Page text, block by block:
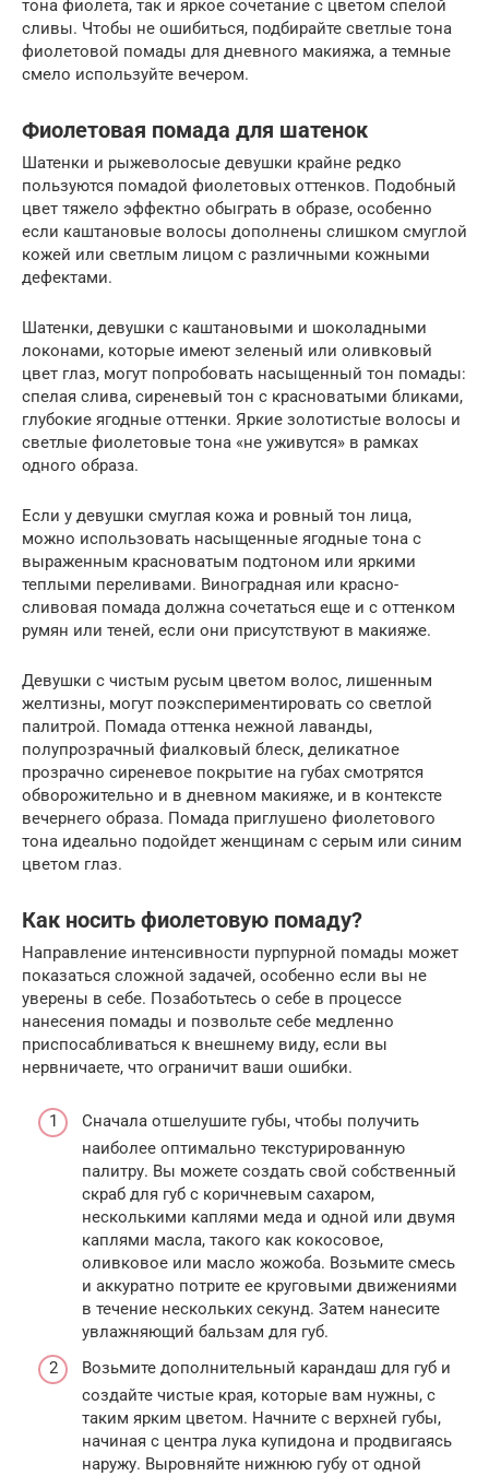
тона фиолета, так и яркое сочетание с цветом спелой
сливы. Чтобы не ошибиться, подбирайте светлые тона
фиолетовой помады для дневного макияжа, а темные
смело используйте вечером.
Фиолетовая помада для шатенок
Шатенки и рыжеволосые девушки крайне редко
пользуются помадой фиолетовых оттенков. Подобный
цвет тяжело эффектно обыграть в образе, особенно
если каштановые волосы дополнены слишком смуглой
кожей или светлым лицом с различными кожными
дефектами.
Шатенки, девушки с каштановыми и шоколадными
локонами, которые имеют зеленый или оливковый
цвет глаз, могут попробовать насыщенный тон помады:
спелая слива, сиреневый тон с красноватыми бликами,
глубокие ягодные оттенки. Яркие золотистые волосы и
светлые фиолетовые тона «не уживутся» в рамках
одного образа.
Если у девушки смуглая кожа и ровный тон лица,
можно использовать насыщенные ягодные тона с
выраженным красноватым подтоном или яркими
теплыми переливами. Виноградная или красно-
сливовая помада должна сочетаться еще и с оттенком
румян или теней, если они присутствуют в макияже.
Девушки с чистым русым цветом волос, лишенным
желтизны, могут поэкспериментировать со светлой
палитрой. Помада оттенка нежной лаванды,
полупрозрачный фиалковый блеск, деликатное
прозрачно сиреневое покрытие на губах смотрятся
обворожительно и в дневном макияже, и в контексте
вечернего образа. Помада приглушено фиолетового
тона идеально подойдет женщинам с серым или синим
цветом глаз.
Как носить фиолетовую помаду?
Направление интенсивности пурпурной помады может
показаться сложной задачей, особенно если вы не
уверены в себе. Позаботьтесь о себе в процессе
нанесения помады и позвольте себе медленно
приспосабливаться к внешнему виду, если вы
нервничаете, что ограничит ваши ошибки.
Сначала отшелушите губы, чтобы получить
наиболее оптимально текстурированную
палитру. Вы можете создать свой собственный
скраб для губ с коричневым сахаром,
несколькими каплями меда и одной или двумя
каплями масла, такого как кокосовое,
оливковое или масло жожоба. Возьмите смесь
и аккуратно потрите ее круговыми движениями
в течение нескольких секунд. Затем нанесите
увлажняющий бальзам для губ.
Возьмите дополнительный карандаш для губ и
создайте чистые края, которые вам нужны, с
таким ярким цветом. Начните с верхней губы,
начиная с центра лука купидона и продвигаясь
наружу. Выровняйте нижнюю губу от одной